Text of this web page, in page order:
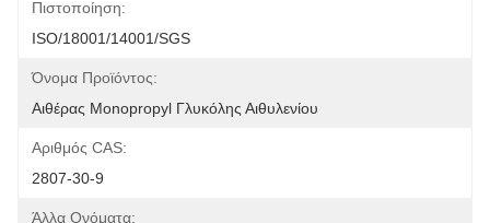
Πιστοποίηση:
ISO/18001/14001/SGS
Όνομα Προϊόντος:
Αιθέρας Monopropyl Γλυκόλης Αιθυλενίου
Αριθμός CAS:
2807-30-9
Άλλα Ονόματα: